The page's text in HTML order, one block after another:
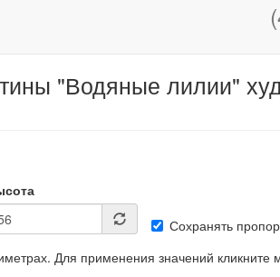
"Водяные лилии"
Сохранять
Для применения значений